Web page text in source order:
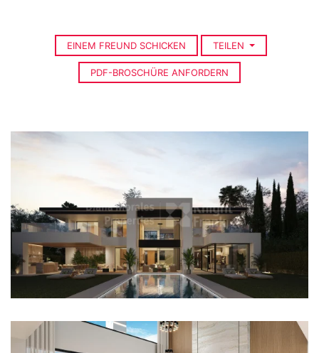
EINEM FREUND SCHICKEN TEILEN
PDF-BROSCHÜRE ANFORDERN